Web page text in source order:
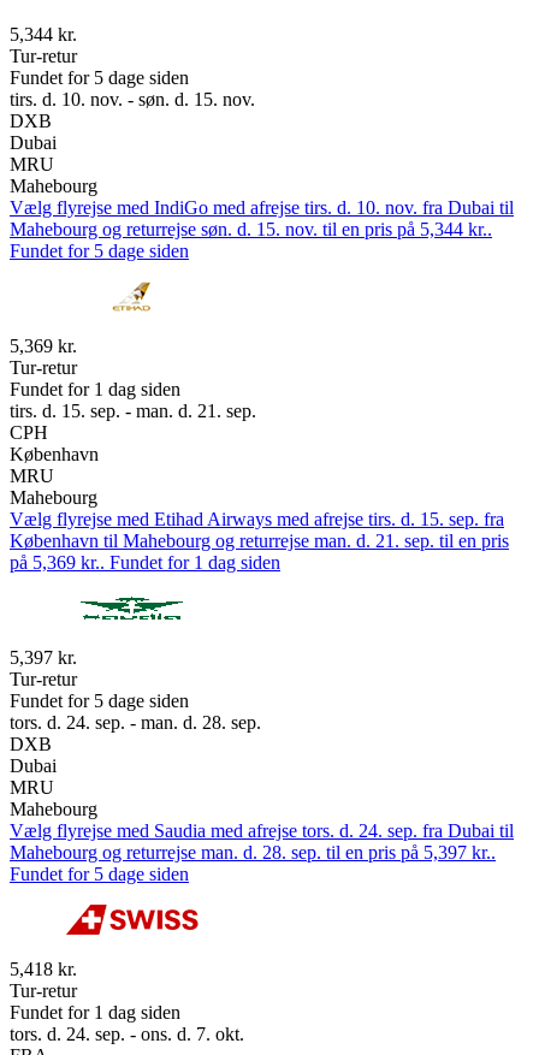
5,344 kr.
Tur-retur
Fundet for 5 dage siden
tirs. d. 10. nov. - søn. d. 15. nov.
DXB
Dubai
MRU
Mahebourg
Vælg flyrejse med IndiGo med afrejse tirs. d. 10. nov. fra Dubai til
Mahebourg og returrejse søn. d. 15. nov. til en pris på 5,344 kr..
Fundet for 5 dage siden
5,369 kr.
Tur-retur
Fundet for 1 dag siden
tirs. d. 15. sep. - man. d. 21. sep.
CPH
København
MRU
Mahebourg
Vælg flyrejse med Etihad Airways med afrejse tirs. d. 15. sep. fra
København til Mahebourg og returrejse man. d. 21. sep. til en pris
på 5,369 kr.. Fundet for 1 dag siden
5,397 kr.
Tur-retur
Fundet for 5 dage siden
tors. d. 24. sep. - man. d. 28. sep.
DXB
Dubai
MRU
Mahebourg
Vælg flyrejse med Saudia med afrejse tors. d. 24. sep. fra Dubai til
Mahebourg og returrejse man. d. 28. sep. til en pris på 5,397 kr..
Fundet for 5 dage siden
5,418 kr.
Tur-retur
Fundet for 1 dag siden
tors. d. 24. sep. - ons. d. 7. okt.